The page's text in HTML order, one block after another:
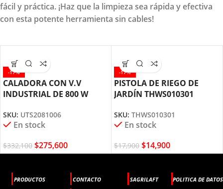
fácil y práctica. ¡Haz que la limpieza sea rápida y efectiva
con esta potente herramienta sin cables!
-17%
CALADORA CON V.V
INDUSTRIAL DE 800 W
SKU: UTS2081006
En stock
$332,100 $275,600
-17%
PISTOLA DE RIEGO DE
JARDÍN THWS010301
SKU: THWS010301
En stock
$17,900 $14,900
PRODUCTOS CONTACTO SAGRILAFT POLITICA DE DATOS